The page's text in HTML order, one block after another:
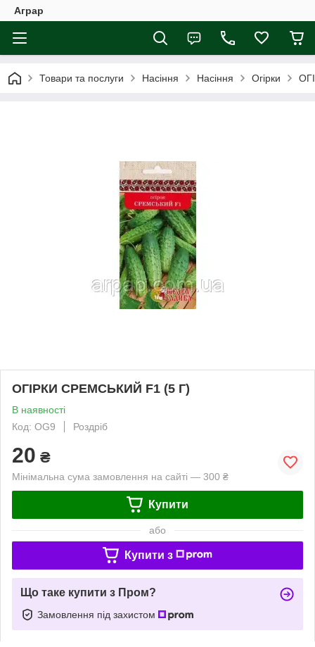
Аграр
Товари та послуги Насіння Насіння Огірки
ОГІРКИ СРЕМСЬКИЙ F1 (5 Г)
В наявності
Код: OG9
Роздріб
20 ₴
Мінімальна сума замовлення на сайті — 300 ₴
Купити
або
Купити з
Що таке купити з Пром?
Замовлення під захистом